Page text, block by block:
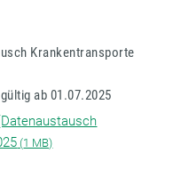
Krankentransporte
ab 01.07.2025
(1 MB)